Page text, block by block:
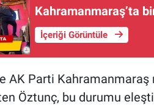
Kahramanmaraş’ta
İçeriği Görüntüle
AK Parti
Öztunç, bu durumu